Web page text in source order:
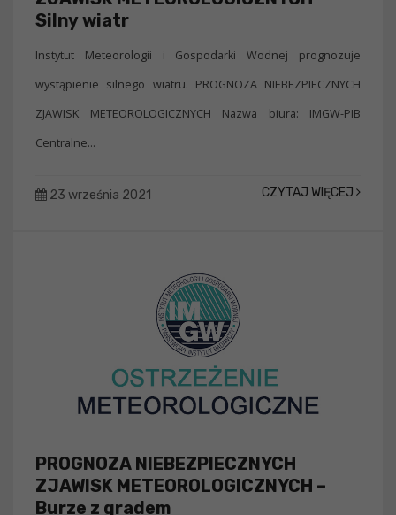
Silny wiatr
Instytut Meteorologii i Gospodarki Wodnej prognozuje
wystąpienie silnego wiatru. PROGNOZA NIEBEZPIECZNYCH
ZJAWISK METEOROLOGICZNYCH Nazwa biura: IMGW-PIB
Centralne...
23 września 2021 CZYTAJ WIĘCEJ
PROGNOZA NIEBEZPIECZNYCH
ZJAWISK METEOROLOGICZNYCH –
Burze z gradem